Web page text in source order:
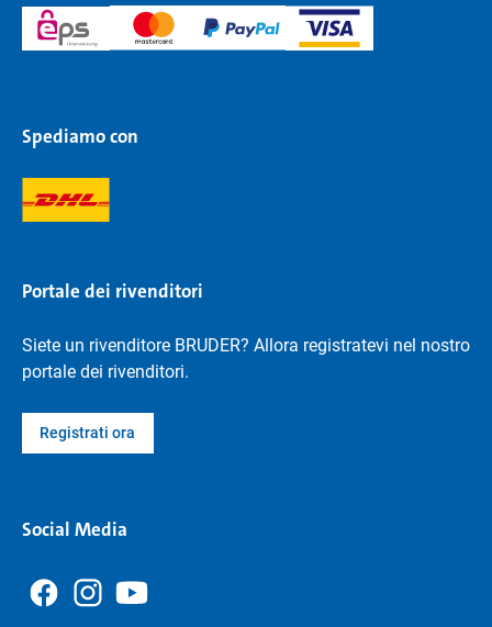
Spediamo con
Portale dei rivenditori
Siete un rivenditore BRUDER? Allora registratevi nel nostro
portale dei rivenditori.
Registrati ora
Social Media